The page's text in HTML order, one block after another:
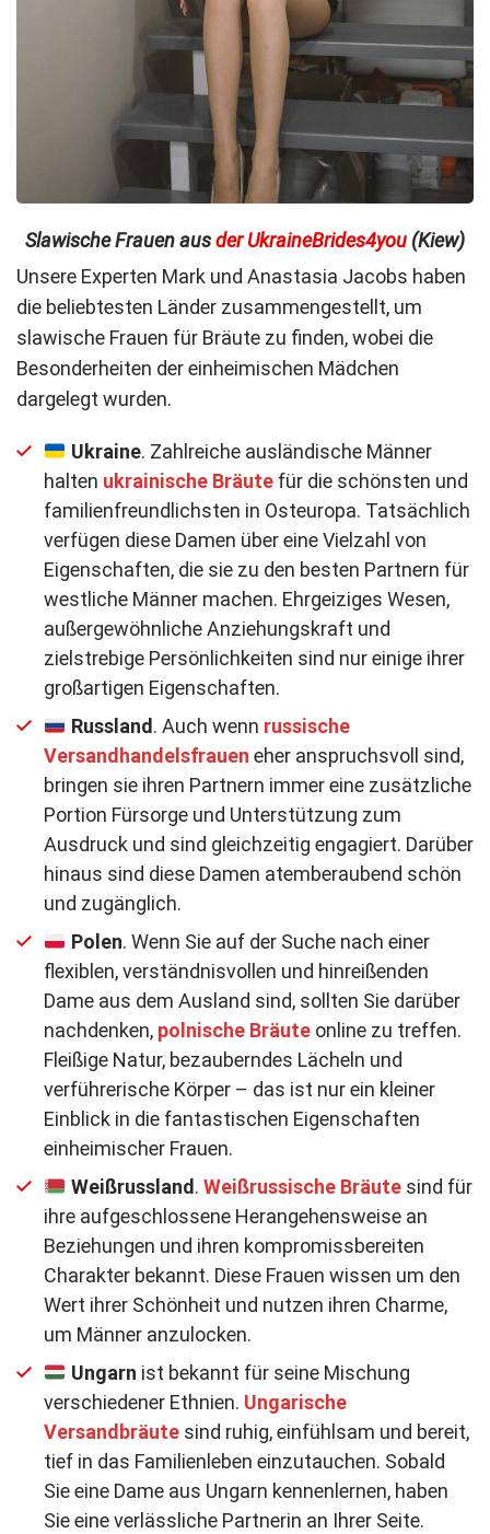
Slawische Frauen ausder UkraineBrides4you (Kiew)
Unsere Experten Mark und Anastasia Jacobs haben
die beliebtesten Länder zusammengestellt, um
slawische Frauen für Bräute zu finden, wobei die
Besonderheiten der einheimischen Mädchen
dargelegt wurden.
Ukraine. Zahlreiche ausländische Männer
halten ukrainische Bräute für die schönsten und
familienfreundlichsten in Osteuropa. Tatsächlich
verfügen diese Damen über eine Vielzahl von
Eigenschaften, die sie zu den besten Partnern für
westliche Männer machen. Ehrgeiziges Wesen,
außergewöhnliche Anziehungskraft und
zielstrebige Persönlichkeiten sind nur einige ihrer
großartigen Eigenschaften.
Russland . Auch wenn russische
Versandhandelsfrauen eher anspruchsvoll sind,
bringen sie ihren Partnern immer eine zusätzliche
Portion Fürsorge und Unterstützung zum
Ausdruck und sind gleichzeitig engagiert. Darüber
hinaus sind diese Damen atemberaubend schön
und zugänglich.
Polen. Wenn Sie auf der Suche nach einer
flexiblen, verständnisvollen und hinreißenden
Dame aus dem Ausland sind, sollten Sie darüber
nachdenken, polnische Bräute online zu treffen.
Fleißige Natur, bezauberndes Lächeln und
verführerische Körper – das ist nur ein kleiner
Einblick in die fantastischen Eigenschaften
einheimischer Frauen.
Weißrussland . Weißrussische Bräutesind für
ihre aufgeschlossene Herangehensweise an
Beziehungen und ihren kompromissbereiten
Charakter bekannt. Diese Frauen wissen um den
Wert ihrer Schönheit und nutzen ihren Charme,
um Männer anzulocken.
Ungarn ist bekannt für seine Mischung
verschiedener Ethnien. Ungarische
Versandbräute sind ruhig, einfühlsam und bereit,
tief in das Familienleben einzutauchen. Sobald
Sie eine Dame aus Ungarn kennenlernen, haben
Sie eine verlässliche Partnerin an Ihrer Seite.